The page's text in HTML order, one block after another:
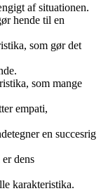
af situationen.
hende til en
som gør det
som mange
empati,
en succesrig
dens
karakteristika.